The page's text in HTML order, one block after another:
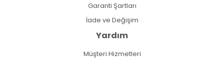
Garanti Şartları
İade ve Değişim
Yardım
Müşteri Hizmetleri